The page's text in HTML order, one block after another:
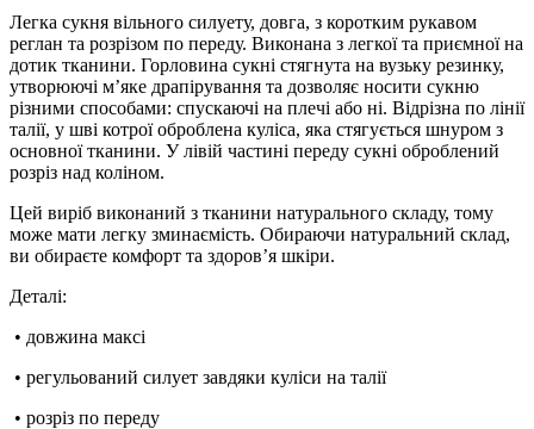
Легка сукня вільного силуету, довга, з коротким рукавом
реглан та розрізом по переду. Виконана з легкої та приємної на
дотик тканини. Горловина сукні стягнута на вузьку резинку,
утворюючі м’яке драпірування та дозволяє носити сукню
різними способами: спускаючі на плечі або ні. Відрізна по лінії
талії, у шві котрої оброблена куліса, яка стягується шнуром з
основної тканини. У лівій частині переду сукні оброблений
розріз над коліном.
Цей виріб виконаний з тканини натурального складу, тому
може мати легку зминаємість. Обираючи натуральний склад,
ви обираєте комфорт та здоров’я шкіри.
Деталі:
• довжина максі
• регульований силует завдяки куліси на талії
• розріз по переду